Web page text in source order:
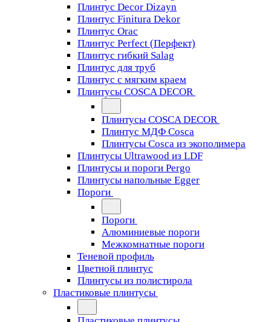
Плинтус Decor Dizayn
Плинтус Finitura Dekor
Плинтус Orac
Плинтус Perfect (Перфект)
Плинтус гибкий Salag
Плинтус для труб
Плинтус с мягким краем
Плинтусы COSCA DECOR
Плинтусы COSCA DECOR
Плинтус МДФ Cosca
Плинтусы Cosca из экополимера
Плинтусы Ultrawood из LDF
Плинтусы и пороги Pergo
Плинтусы напольные Egger
Пороги
Пороги
Алюминиевые пороги
Межкомнатные пороги
Теневой профиль
Цветной плинтус
Плинтусы из полистирола
Пластиковые плинтусы